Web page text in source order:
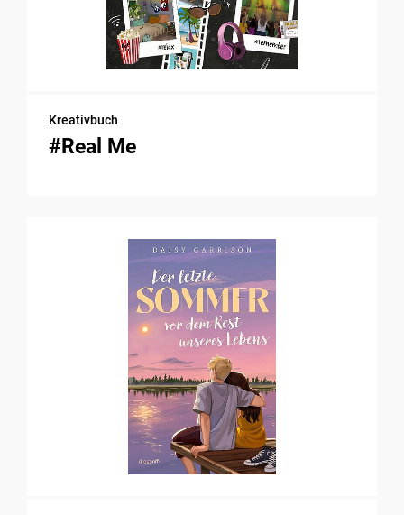
Kreativbuch
#Real Me